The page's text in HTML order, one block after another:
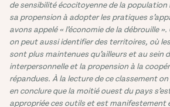
de sensibilité écocitoyenne de la
sa propension à adopter les pratiques
avons appelé « l’économie de la débrouille
on peut aussi identifier des territoires, où
sont plus maintenues qu’ailleurs et au sein
interpersonnelle et la propension à la
répandues. À la lecture de ce classement
en conclure que la moitié ouest du pays
appropriée ces outils et est manifestement